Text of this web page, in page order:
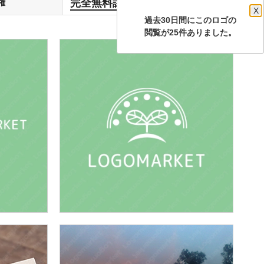
過去30日間にこのロゴの
X
閲覧が25件ありました。